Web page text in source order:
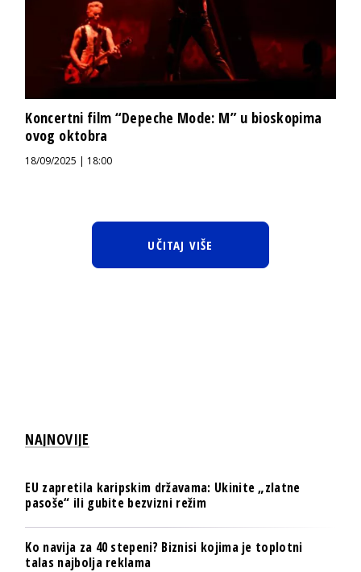
Koncertni film “Depeche Mode: M” u bioskopima
ovog oktobra
18/09/2025 | 18:00
UČITAJ VIŠE
NAJNOVIJE
EU zapretila karipskim državama: Ukinite „zlatne
pasoše“ ili gubite bezvizni režim
Ko navija za 40 stepeni? Biznisi kojima je toplotni
talas najbolja reklama